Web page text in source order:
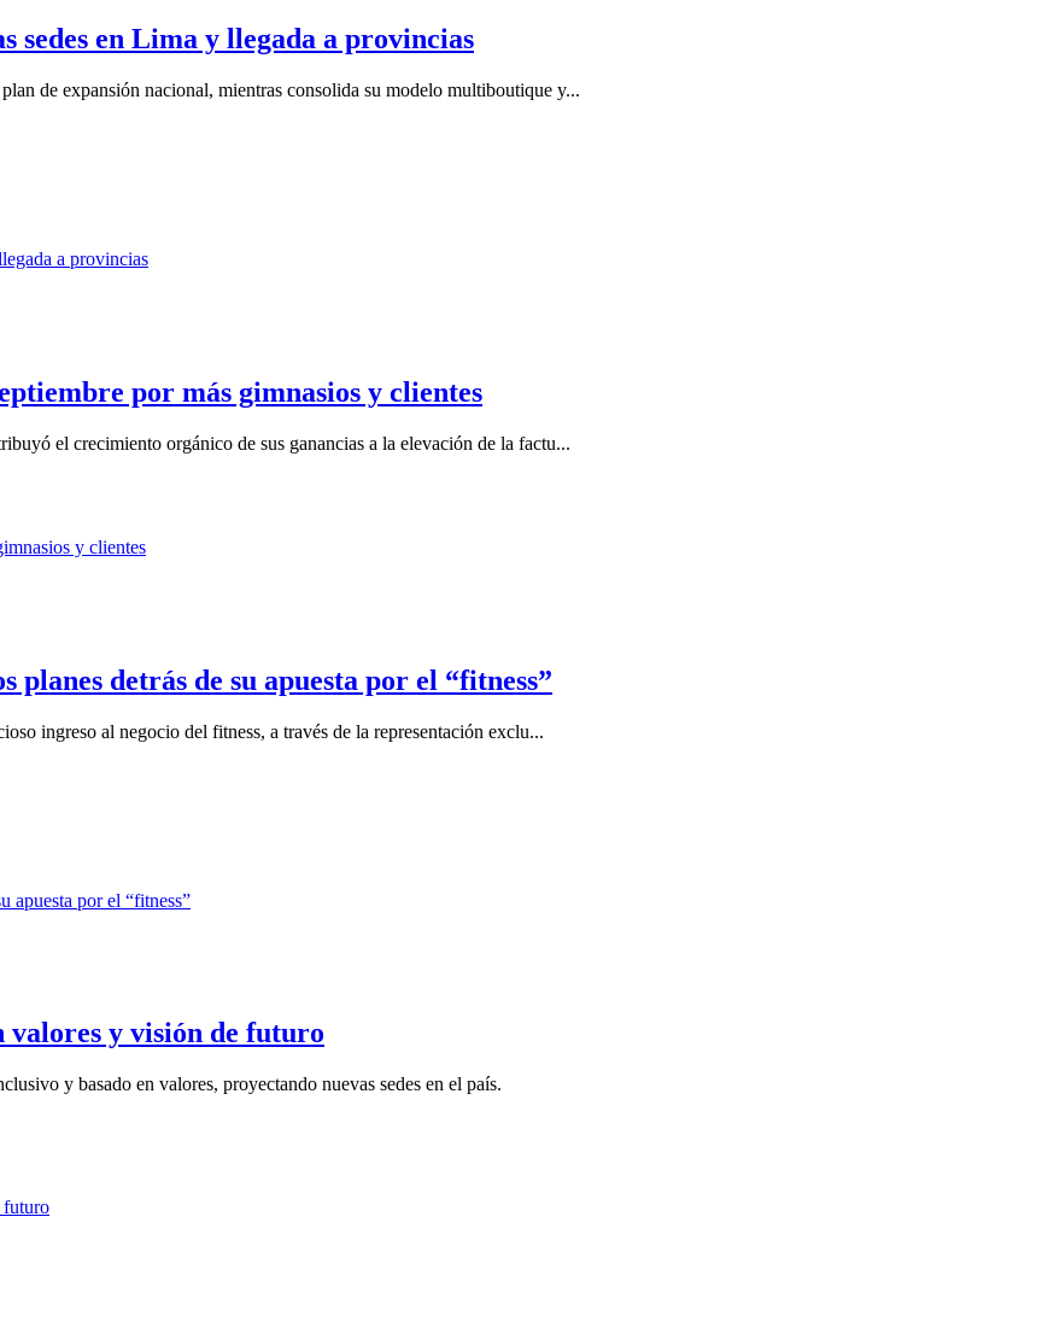
sedes en Lima y llegada a provincias
de expansión nacional, mientras consolida su modelo multiboutique y...
por más gimnasios y clientes
el crecimiento orgánico de sus ganancias a la elevación de la factu...
detrás de su apuesta por el “fitness”
ingreso al negocio del fitness, a través de la representación exclu...
y visión de futuro
y basado en valores, proyectando nuevas sedes en el país.